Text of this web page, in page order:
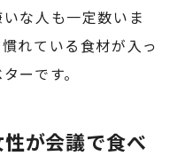
な人も一定数いま
れている食材が入っ
ーです。
が会議で食べ